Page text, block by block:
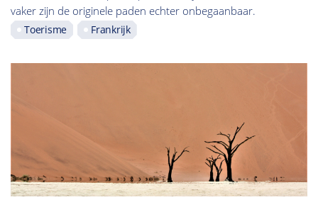
vaker zijn de originele paden echter onbegaanbaar.
Toerisme Frankrijk